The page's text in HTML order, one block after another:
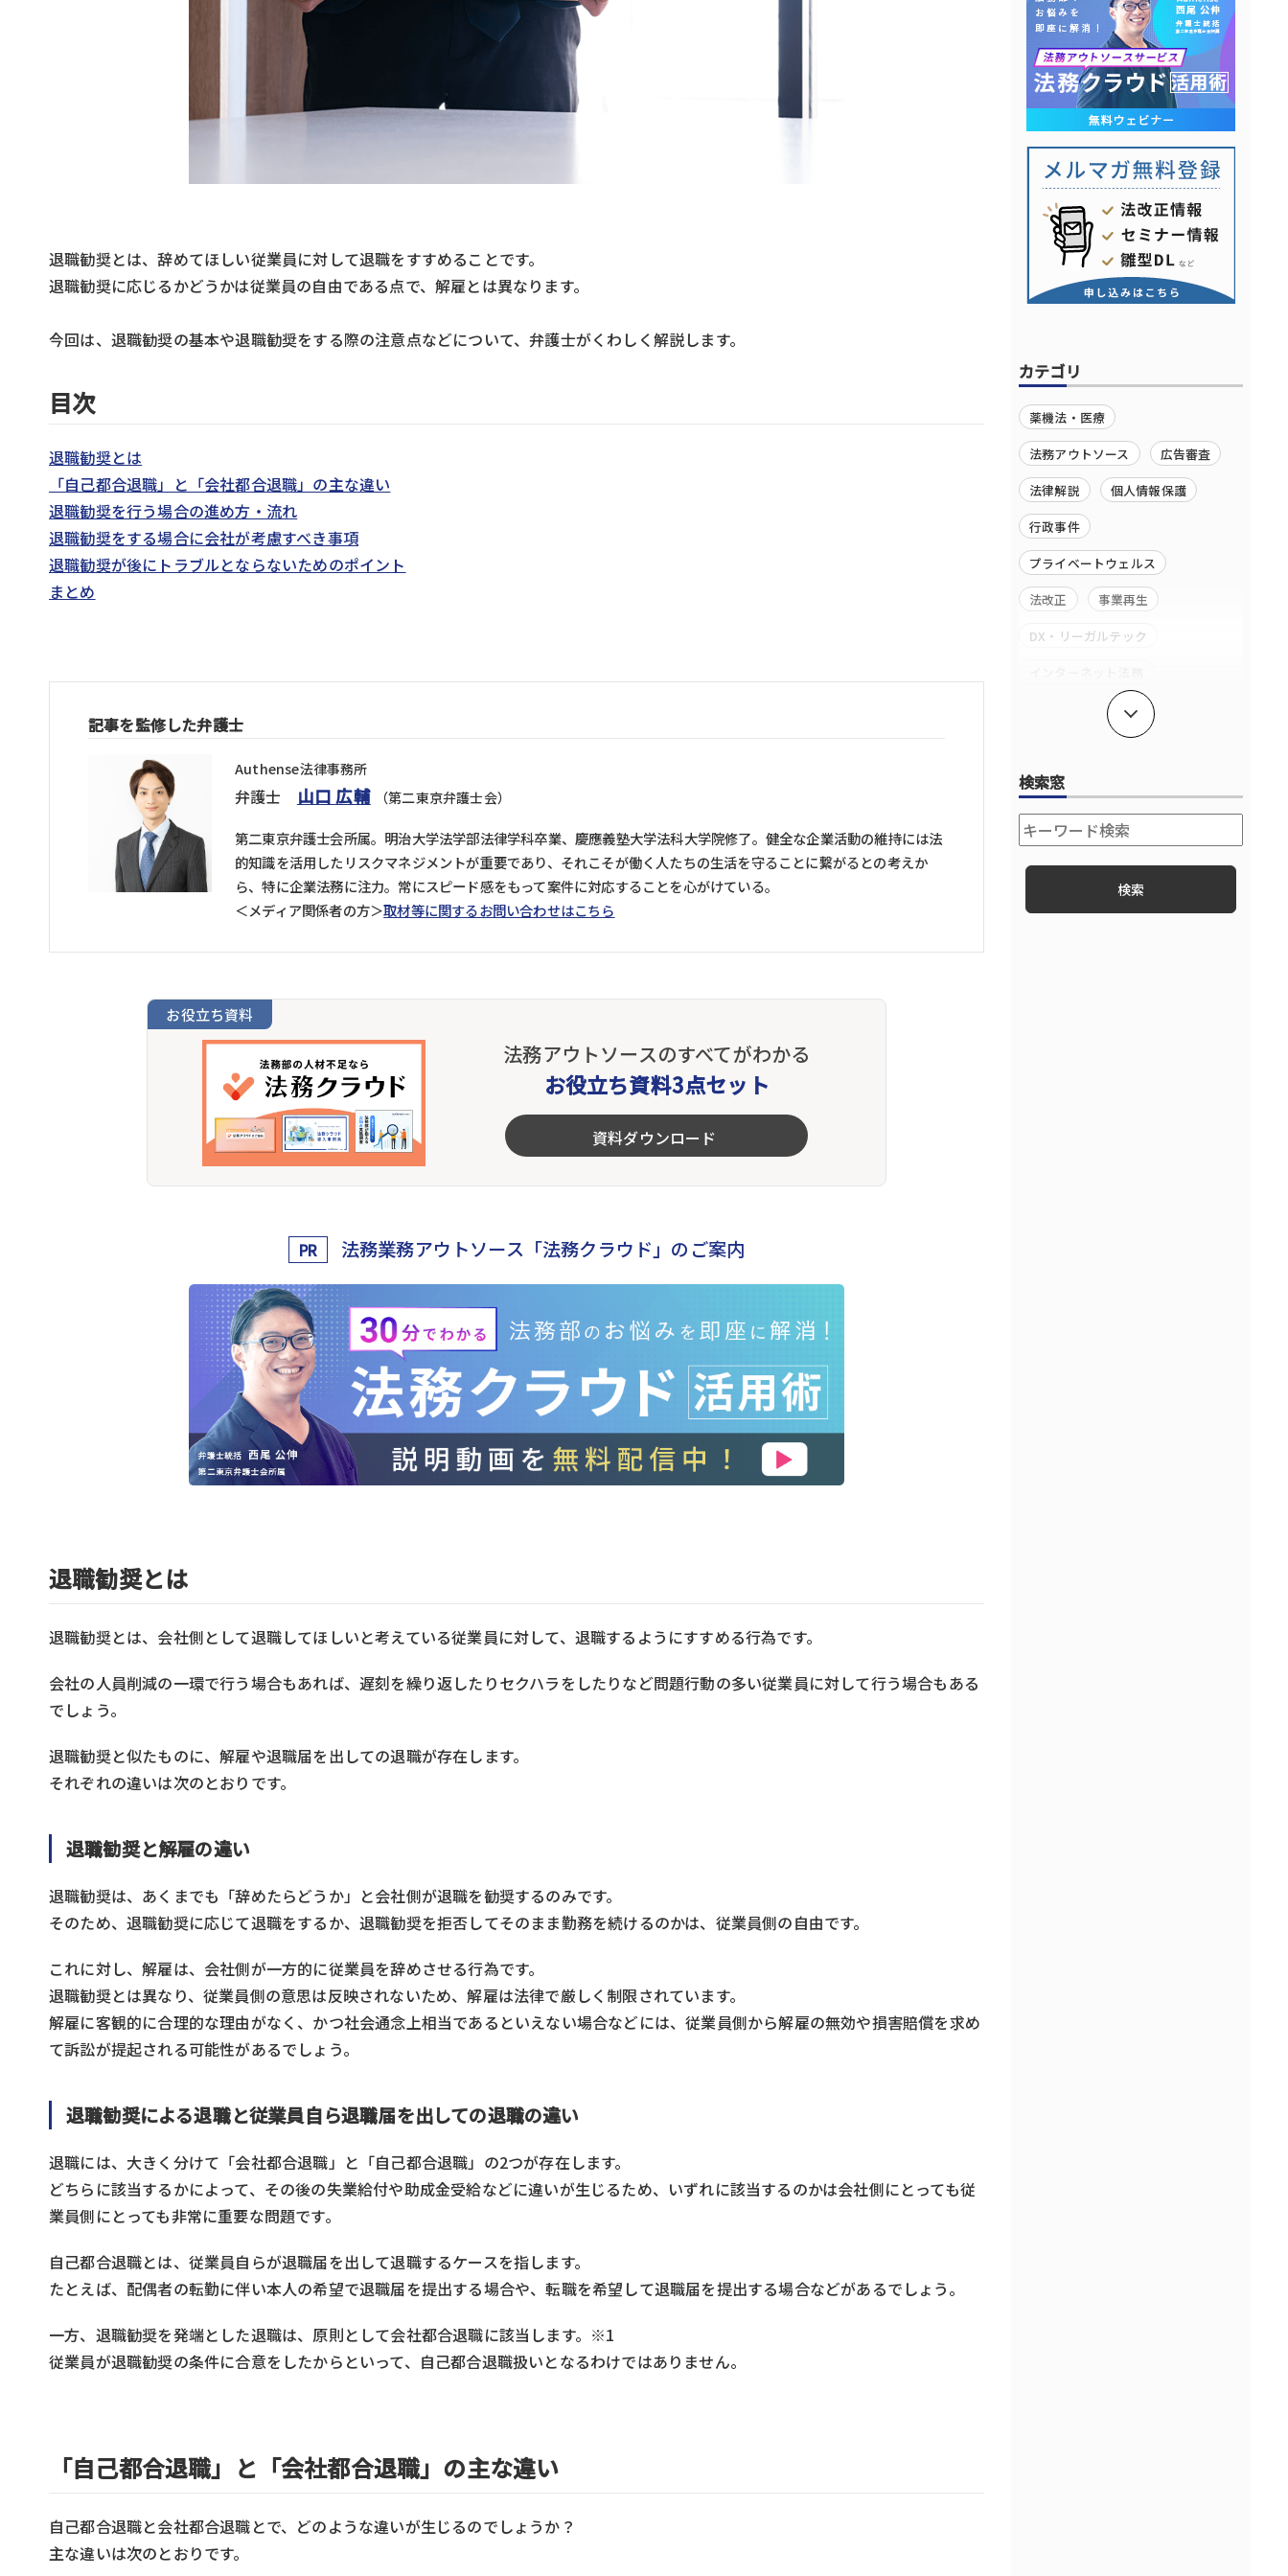
退職勧奨とは、辞めてほしい従業員に対して退職をすすめることです。
退職勧奨に応じるかどうかは従業員の自由である点で、解雇とは異なります。
今回は、退職勧奨の基本や退職勧奨をする際の注意点などについて、弁護士がくわしく解説します。
目次
退職勧奨とは
「自己都合退職」と「会社都合退職」の主な違い
退職勧奨を行う場合の進め方・流れ
退職勧奨をする場合に会社が考慮すべき事項
退職勧奨が後にトラブルとならないためのポイント
まとめ
記事を監修した弁護士
Authense法律事務所
弁護士 山口 広輔 （第二東京弁護士会）
第二東京弁護士会所属。明治大学法学部法律学科卒業、慶應義塾大学法科大学院修了。健全な企業活動の維持には法
的知識を活用したリスクマネジメントが重要であり、それこそが働く人たちの生活を守ることに繋がるとの考えか
ら、特に企業法務に注力。常にスピード感をもって案件に対応することを心がけている。
＜メディア関係者の方＞取材等に関するお問い合わせはこちら
お役立ち資料
法務アウトソースのすべてがわかる
お役立ち資料3点セット
資料ダウンロード
PR 法務業務アウトソース「法務クラウド」のご案内
退職勧奨とは
退職勧奨とは、会社側として退職してほしいと考えている従業員に対して、退職するようにすすめる行為です。
会社の人員削減の一環で行う場合もあれば、遅刻を繰り返したりセクハラをしたりなど問題行動の多い従業員に対して行う場合もある
でしょう。
退職勧奨と似たものに、解雇や退職届を出しての退職が存在します。
それぞれの違いは次のとおりです。
退職勧奨と解雇の違い
退職勧奨は、あくまでも「辞めたらどうか」と会社側が退職を勧奨するのみです。
そのため、退職勧奨に応じて退職をするか、退職勧奨を拒否してそのまま勤務を続けるのかは、従業員側の自由です。
これに対し、解雇は、会社側が一方的に従業員を辞めさせる行為です。
退職勧奨とは異なり、従業員側の意思は反映されないため、解雇は法律で厳しく制限されています。
解雇に客観的に合理的な理由がなく、かつ社会通念上相当であるといえない場合などには、従業員側から解雇の無効や損害賠償を求め
て訴訟が提起される可能性があるでしょう。
退職勧奨による退職と従業員自ら退職届を出しての退職の違い
退職には、大きく分けて「会社都合退職」と「自己都合退職」の2つが存在します。
どちらに該当するかによって、その後の失業給付や助成金受給などに違いが生じるため、いずれに該当するのかは会社側にとっても従
業員側にとっても非常に重要な問題です。
自己都合退職とは、従業員自らが退職届を出して退職するケースを指します。
たとえば、配偶者の転勤に伴い本人の希望で退職届を提出する場合や、転職を希望して退職届を提出する場合などがあるでしょう。
一方、退職勧奨を発端とした退職は、原則として会社都合退職に該当します。※1
従業員が退職勧奨の条件に合意をしたからといって、自己都合退職扱いとなるわけではありません。
「自己都合退職」と「会社都合退職」の主な違い
自己都合退職と会社都合退職とで、どのような違いが生じるのでしょうか？
主な違いは次のとおりです。
カテゴリ
薬機法・医療
法務アウトソース
広告審査
法律解説
個人情報保護
行政事件
プライベートウェルス
法改正
事業再生
DX・リーガルテック
独禁法・競争法
コーポレート・コーポレートガバ
ナンス
エンターテイメント・スポーツ法
務
知財・特許
検索窓